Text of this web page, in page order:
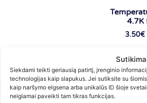
Siekdami teikti geriausią patirtį, įrenginio
technologijas kaip slapukus. Jei sutiksite su
kaip naršymo elgsena arba unikalūs ID šioje
neigiamai paveikti tam tikras funkcijas.
4.7K
3.50€
Lisa